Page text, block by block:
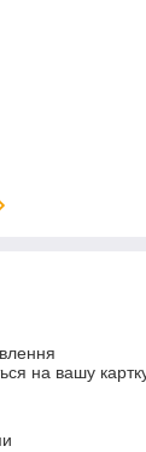
на вашу